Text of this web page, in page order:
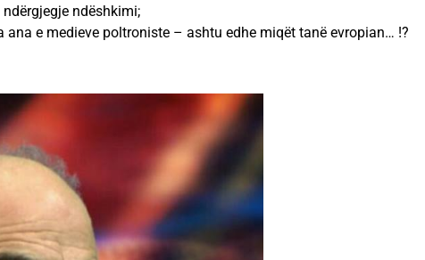
ndëshkimi;
e medieve poltroniste – ashtu edhe miqët tanë evropian… !?